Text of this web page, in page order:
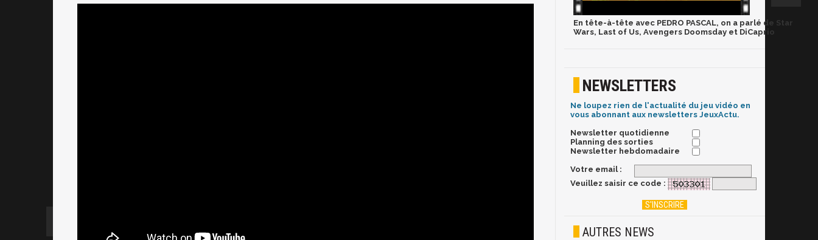
En tête-à-tête avec PEDRO PASCAL, on a parlé de Star
Wars, Last of Us, Avengers Doomsday et DiCaprio
NEWSLETTERS
Ne loupez rien de l'actualité du jeu vidéo en
vous abonnant aux newsletters JeuxActu.
Newsletter quotidienne
Planning des sorties
Newsletter hebdomadaire
Votre email :
Veuillez saisir ce code :
AUTRES NEWS